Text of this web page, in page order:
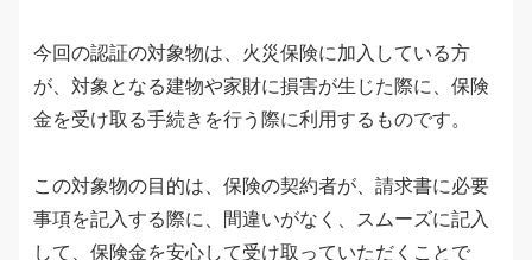
今回の認証の対象物は、火災保険に加入している方
が、対象となる建物や家財に損害が生じた際に、保険
金を受け取る手続きを行う際に利用するものです。
この対象物の目的は、保険の契約者が、請求書に必要
事項を記入する際に、間違いがなく、スムーズに記入
して、保険金を安心して受け取っていただくことで